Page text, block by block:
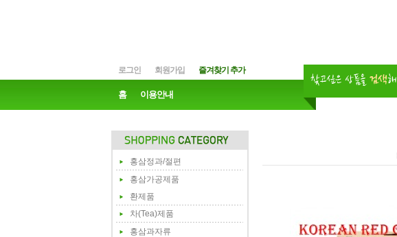
로그인 회원가입 즐겨찾기 추가
홈 이용안내
홍삼정과/절편
홍삼가공제품
환제품
차(Tea)제품
홍삼과자류